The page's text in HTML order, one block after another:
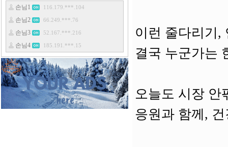
이런 줄다리기,
결국 누군가는
오늘도 시장 안
응원과 함께,